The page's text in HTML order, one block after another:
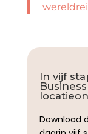
In vijf
Download